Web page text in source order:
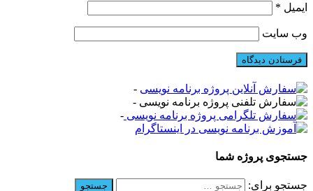
ایمیل *
وب‌ سایت
-
-
-
جستجوی پروژه شما
جستجو برای: